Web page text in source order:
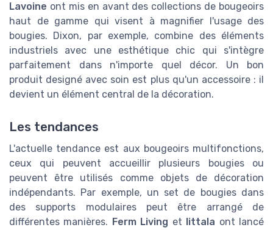
Lavoine ont mis en avant des collections de bougeoirs
haut de gamme qui visent à magnifier l'usage des
bougies. Dixon, par exemple, combine des éléments
industriels avec une esthétique chic qui s'intègre
parfaitement dans n'importe quel décor. Un bon
produit designé avec soin est plus qu'un accessoire : il
devient un élément central de la décoration.
Les tendances
L'actuelle tendance est aux bougeoirs multifonctions,
ceux qui peuvent accueillir plusieurs bougies ou
peuvent être utilisés comme objets de décoration
indépendants. Par exemple, un set de bougies dans
des supports modulaires peut être arrangé de
différentes manières. Ferm Living et Iittala ont lancé